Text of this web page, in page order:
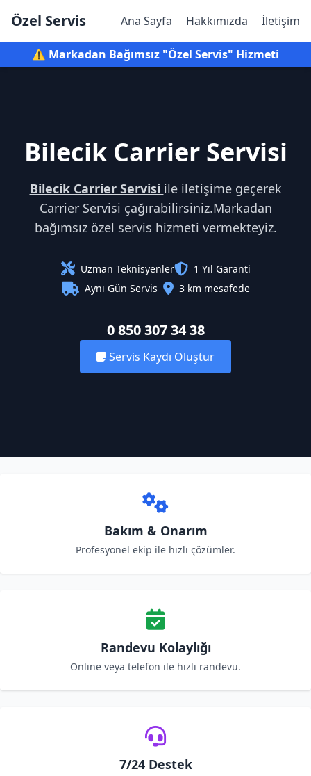
Özel Servis Ana Sayfa Hakkımızda İletişim
⚠️ Markadan Bağımsız "Özel Servis" Hizmeti
Bilecik Carrier Servisi
Bilecik Carrier Servisi ile iletişime geçerek
Carrier Servisi çağırabilirsiniz.Markadan
bağımsız özel servis hizmeti vermekteyiz.
Uzman Teknisyenler
1 Yıl Garanti
Aynı Gün Servis
3 km mesafede
0 850 307 34 38
Servis Kaydı Oluştur
Bakım & Onarım
Profesyonel ekip ile hızlı çözümler.
Randevu Kolaylığı
Online veya telefon ile hızlı randevu.
7/24 Destek